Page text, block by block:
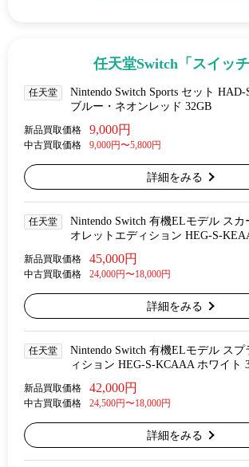
任天堂Switch「スイッチ
任天堂
Nintendo Switch Sports セット
ブルー・ネオンレッド 32GB
新品買取価格 9,000円
中古買取価格 9,000円〜5,800円
詳細をみる
任天堂
Nintendo Switch 有機ELモデル スカ
オレットエディション HEG-S-
新品買取価格 45,000円
中古買取価格 24,000円〜18,000円
詳細をみる
任天堂
Nintendo Switch 有機ELモデル ス
ィション HEG-S-KCAAA ホワイト
新品買取価格 42,000円
中古買取価格 24,500円〜18,000円
詳細をみる